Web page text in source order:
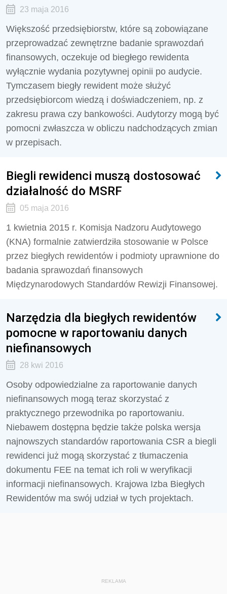
23 maja 2016
Większość przedsiębiorstw, które są zobowiązane
przeprowadzać zewnętrzne badanie sprawozdań
finansowych, oczekuje od biegłego rewidenta
wyłącznie wydania pozytywnej opinii po audycie.
Tymczasem biegły rewident może służyć
przedsiębiorcom wiedzą i doświadczeniem, np. z
zakresu prawa czy bankowości. Audytorzy mogą być
pomocni zwłaszcza w obliczu nadchodzących zmian
w przepisach.
Biegli rewidenci muszą dostosować
działalność do MSRF
05 maja 2016
1 kwietnia 2015 r. Komisja Nadzoru Audytowego
(KNA) formalnie zatwierdziła stosowanie w Polsce
przez biegłych rewidentów i podmioty uprawnione do
badania sprawozdań finansowych
Międzynarodowych Standardów Rewizji Finansowej.
Narzędzia dla biegłych rewidentów
pomocne w raportowaniu danych
niefinansowych
28 kwi 2016
Osoby odpowiedzialne za raportowanie danych
niefinansowych mogą teraz skorzystać z
praktycznego przewodnika po raportowaniu.
Niebawem dostępna będzie także polska wersja
najnowszych standardów raportowania CSR a biegli
rewidenci już mogą skorzystać z tłumaczenia
dokumentu FEE na temat ich roli w weryfikacji
informacji niefinansowych. Krajowa Izba Biegłych
Rewidentów ma swój udział w tych projektach.
REKLAMA